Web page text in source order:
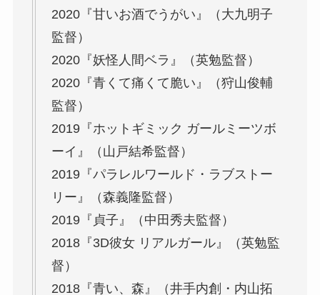
2020『甘いお酒でうがい』（大九明子
監督）
2020『妖怪人間ベラ』（英勉監督）
2020『青くて痛くて脆い』（狩山俊輔
監督）
2019『ホットギミック ガールミーツボ
ーイ』（山戸結希監督）
2019『パラレルワールド・ラブストー
リー』（森義隆監督）
2019『貞子』（中田秀夫監督）
2018『3D彼女 リアルガール』（英勉監
督）
2018『青い、森』（井手内創・内山拓